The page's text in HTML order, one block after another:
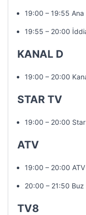
19:00 – 19:55 Ana
19:55 – 20:00
KANAL D
19:00 – 20:00
STAR TV
19:00 – 20:00
ATV
19:00 – 20:00
20:00 – 21:50 Buz
TV8